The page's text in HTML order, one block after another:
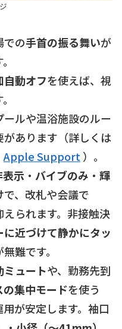
での手首の振る舞いが
動オフを使えば、視
ルや温浴施設のルー
あります（詳しくは
Apple Support ）。
示 ・ バイブのみ ・ 輝
で、改札や会議で
られます。非接触決
に近づけて静かにタッ
難です。
ュートや、勤務先到
集中モードを使う
が安定します。袖口